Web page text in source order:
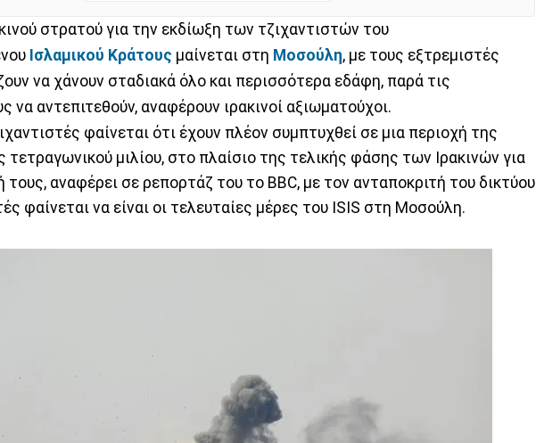
στρατού για την εκδίωξη των τζιχαντιστών του
Ισλαμικού Κράτους μαίνεται στη Μοσούλη, με τους εξτρεμιστές
να χάνουν σταδιακά όλο και περισσότερα εδάφη, παρά τις
να αντεπιτεθούν, αναφέρουν ιρακινοί αξιωματούχοι.
φαίνεται ότι έχουν πλέον συμπτυχθεί σε μια περιοχή της
τετραγωνικού μιλίου, στο πλαίσιο της τελικής φάσης των Ιρακινών για
αναφέρει σε ρεπορτάζ του το BBC, με τον ανταποκριτή του δικτύου
φαίνεται να είναι οι τελευταίες μέρες του ISIS στη Μοσούλη.